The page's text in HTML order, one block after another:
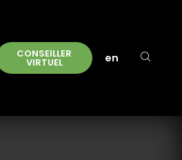
CONSEILLER
VIRTUEL en